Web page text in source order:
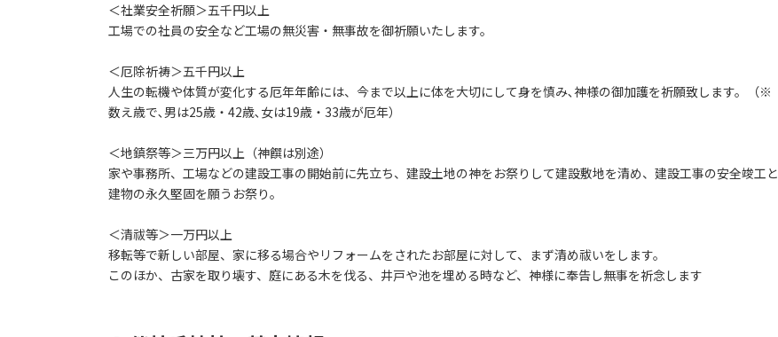
＜社業安全祈願＞五千円以上
工場での社員の安全など工場の無災害・無事故を御祈願いたします。
＜厄除祈祷＞五千円以上
人生の転機や体質が変化する厄年年齢には、今まで以上に体を大切にして身を慎み､神様の御加護を祈願致します。（※
数え歳で､男は25歳・42歳､女は19歳・33歳が厄年）
＜地鎮祭等＞三万円以上（神饌は別途）
家や事務所、工場などの建設工事の開始前に先立ち、建設土地の神をお祭りして建設敷地を清め、建設工事の安全竣工と
建物の永久堅固を願うお祭り。
＜清祓等＞一万円以上
移転等で新しい部屋、家に移る場合やリフォームをされたお部屋に対して、まず清め祓いをします。
このほか、古家を取り壊す、庭にある木を伐る、井戸や池を埋める時など、神様に奉告し無事を祈念します